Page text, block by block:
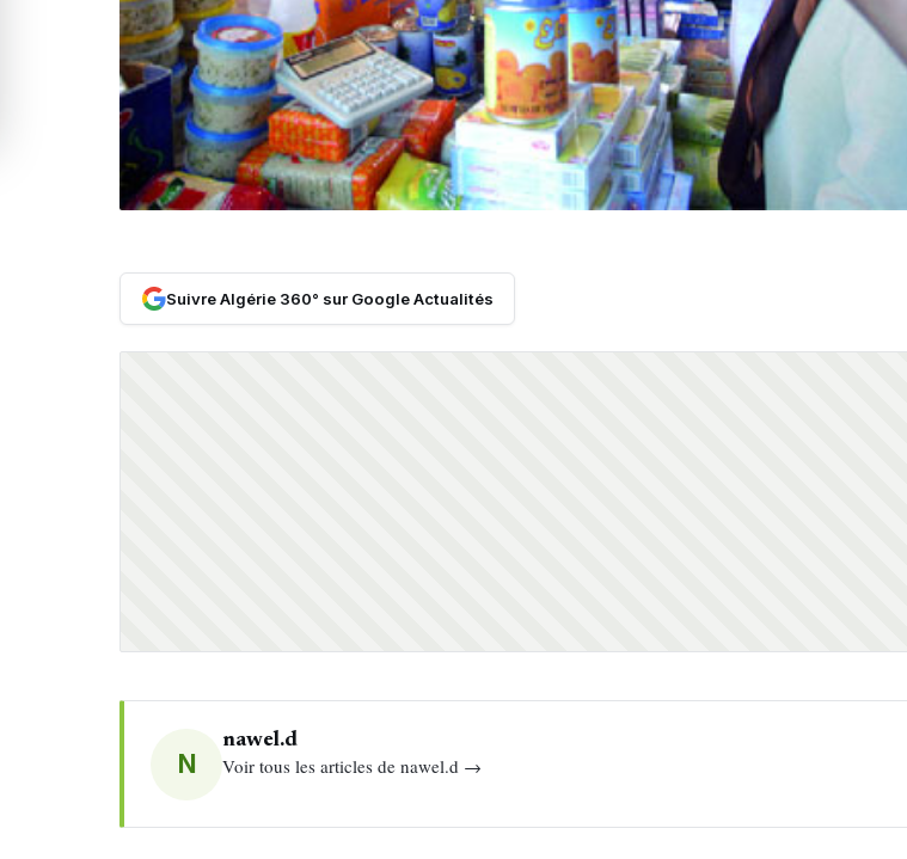
Suivre Algérie 360° sur Google Actualités
N
nawel.d
Voir tous les articles de nawel.d →